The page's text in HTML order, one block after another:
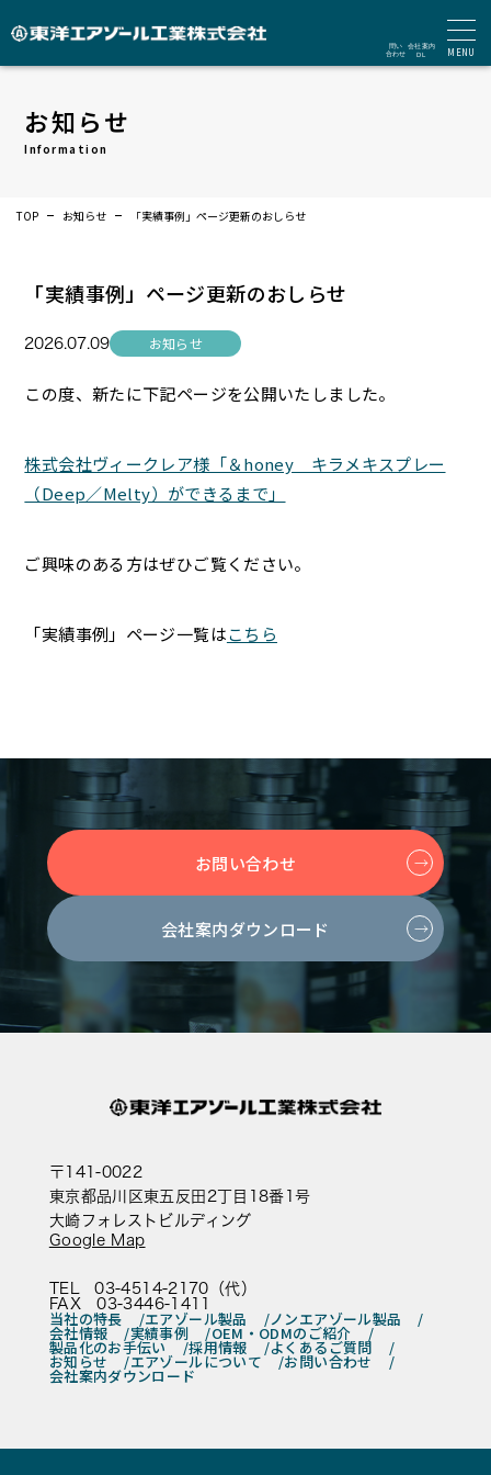
MENU
お知らせ
Information
TOP お知らせ 「実績事例」ページ更新のおしらせ
「実績事例」ページ更新のおしらせ
2026.07.09 お知らせ
この度、新たに下記ページを公開いたしました。
株式会社ヴィークレア様「＆honey キラメキスプレー
（Deep／Melty）ができるまで」
ご興味のある方はぜひご覧ください。
「実績事例」ページ一覧はこちら
お問い合わせ
会社案内ダウンロード
〒141-0022
東京都品川区東五反田2丁目18番1号
大崎フォレストビルディング
Google Map
TEL 03-4514-2170（代）
FAX 03-3446-1411
当社の特長 エアゾール製品 ノンエアゾール製品
会社情報 実績事例 OEM・ODMのご紹介
製品化のお手伝い 採用情報 よくあるご質問
お知らせ エアゾールについて お問い合わせ
会社案内ダウンロード